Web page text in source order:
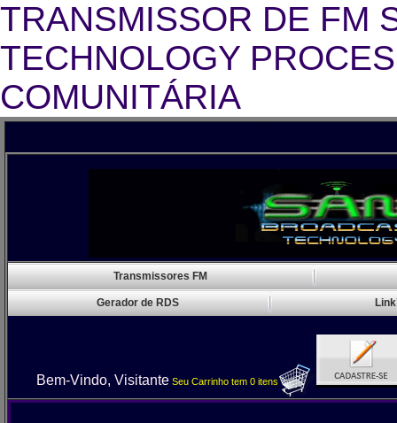
TRANSMISSOR DE FM
TECHNOLOGY
COMUNITÁRIA
Transmissores FM
Gerador de RDS
Bem-Vindo, Visitante Seu Carrinho tem 0 itens